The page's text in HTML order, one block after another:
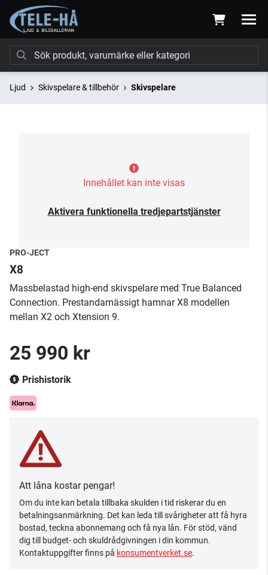
Ljud Skivspelare & tillbehör Skivspelare
Innehållet kan inte visas
Aktivera funktionella tredjepartstjänster
PRO-JECT
X8
​Massbelastad high-end skivspelare med True Balanced
Connection. Prestandamässigt hamnar X8 modellen
mellan X2 och Xtension 9.
25 990 kr
Prishistorik
Att låna kostar pengar!
Om du inte kan betala tillbaka skulden i tid riskerar du en
betalningsanmärkning. Det kan leda till svårigheter att få hyra
bostad, teckna abonnemang och få nya lån. För stöd, vänd
dig till budget- och skuldrådgivningen i din kommun.
Kontaktuppgifter finns på konsumentverket.se.